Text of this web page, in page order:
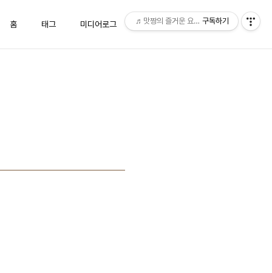
홈 태그 미디어로그 위치로그 방명록
♬맛짱의 즐거운 요리시간♬
구독하기